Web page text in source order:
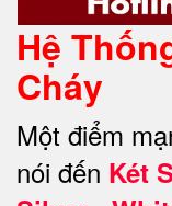
Hệ
Cháy
Một điểm
nói đến Két